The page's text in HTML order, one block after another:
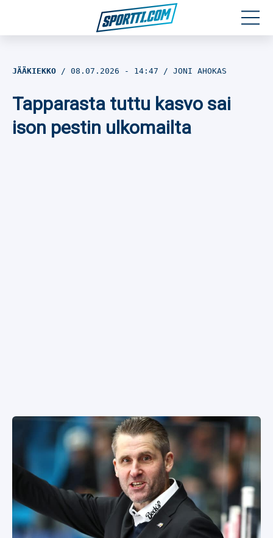
Jalkapallo
JÄÄKIEKKO 08.07.2026 - 14:47 JONI AHOKAS
Tapparasta tuttu kasvo sai
ison pestin ulkomailta